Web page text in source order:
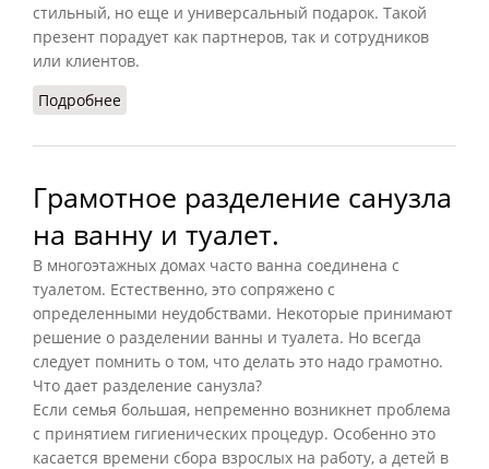
стильный, но еще и универсальный подарок. Такой
презент порадует как партнеров, так и сотрудников
или клиентов.
Подробнее
Грамотное разделение санузла
на ванну и туалет.
В многоэтажных домах часто ванна соединена с
туалетом. Естественно, это сопряжено с
определенными неудобствами. Некоторые принимают
решение о разделении ванны и туалета. Но всегда
следует помнить о том, что делать это надо грамотно.
Что дает разделение санузла?
Если семья большая, непременно возникнет проблема
с принятием гигиенических процедур. Особенно это
касается времени сбора взрослых на работу, а детей в